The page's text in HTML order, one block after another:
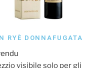
RYÈ DONNAFUGATA
visibile solo per gli